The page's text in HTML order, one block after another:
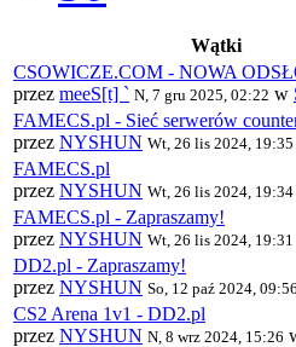
Wątki
CSOWICZE.COM - NOWA
przez meeS[t] ` N, 7 gru 2025, 02:22 w
FAMECS.pl - Sieć serwerów
przez NYSHUN Wt, 26 lis 2024, 19:35
FAMECS.pl
przez NYSHUN Wt, 26 lis 2024, 19:34
FAMECS.pl - Zapraszamy!
przez NYSHUN Wt, 26 lis 2024, 19:31
DD2.pl - Zapraszamy!
przez NYSHUN So, 12 paź 2024, 09:56
CS2 Arena 1v1 - DD2.pl
przez NYSHUN N, 8 wrz 2024, 15:26